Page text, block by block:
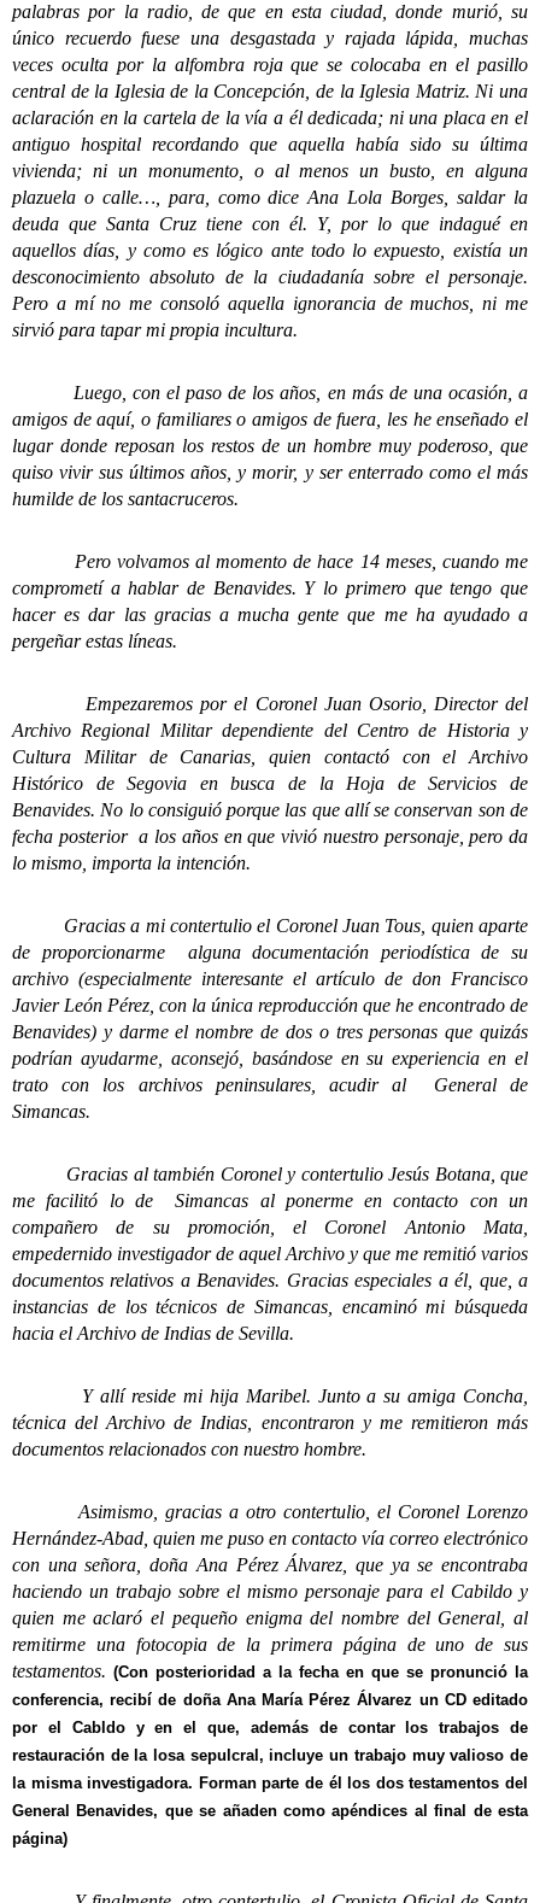
palabras por la radio, de que en esta ciudad, donde murió, su
único recuerdo fuese una desgastada y rajada lápida, muchas
veces oculta por la alfombra roja que se colocaba en el pasillo
central de la Iglesia de la Concepción, de la Iglesia Matriz. Ni una
aclaración en la cartela de la vía a él dedicada; ni una placa en el
antiguo hospital recordando que aquella había sido su última
vivienda; ni un monumento, o al menos un busto, en alguna
plazuela o calle…, para, como dice Ana Lola Borges, saldar la
deuda que Santa Cruz tiene con él. Y, por lo que indagué en
aquellos días, y como es lógico ante todo lo expuesto, existía un
desconocimiento absoluto de la ciudadanía sobre el personaje.
Pero a mí no me consoló aquella ignorancia de muchos, ni me
sirvió para tapar mi propia incultura.
Luego, con el paso de los años, en más de una ocasión, a
amigos de aquí, o familiares o amigos de fuera, les he enseñado el
lugar donde reposan los restos de un hombre muy poderoso, que
quiso vivir sus últimos años, y morir, y ser enterrado como el más
humilde de los santacruceros.
Pero volvamos al momento de hace 14 meses, cuando me
comprometí a hablar de Benavides. Y lo primero que tengo que
hacer es dar las gracias a mucha gente que me ha ayudado a
pergeñar estas líneas.
Empezaremos por el Coronel Juan Osorio, Director del
Archivo Regional Militar dependiente del Centro de Historia y
Cultura Militar de Canarias, quien contactó con el Archivo
Histórico de Segovia en busca de la Hoja de Servicios de
Benavides. No lo consiguió porque las que allí se conservan son de
fecha posterior a los años en que vivió nuestro personaje, pero da
lo mismo, importa la intención.
Gracias a mi contertulio el Coronel Juan Tous, quien aparte
de proporcionarme alguna documentación periodística de su
archivo (especialmente interesante el artículo de don Francisco
Javier León Pérez, con la única reproducción que he encontrado de
Benavides) y darme el nombre de dos o tres personas que quizás
podrían ayudarme, aconsejó, basándose en su experiencia en el
trato con los archivos peninsulares, acudir al General de
Simancas.
Gracias al también Coronel y contertulio Jesús Botana, que
me facilitó lo de Simancas al ponerme en contacto con un
compañero de su promoción, el Coronel Antonio Mata,
empedernido investigador de aquel Archivo y que me remitió varios
documentos relativos a Benavides. Gracias especiales a él, que, a
instancias de los técnicos de Simancas, encaminó mi búsqueda
hacia el Archivo de Indias de Sevilla.
Y allí reside mi hija Maribel. Junto a su amiga Concha,
técnica del Archivo de Indias, encontraron y me remitieron más
documentos relacionados con nuestro hombre.
Asimismo, gracias a otro contertulio, el Coronel Lorenzo
Hernández-Abad, quien me puso en contacto vía correo electrónico
con una señora, doña Ana Pérez Álvarez, que ya se encontraba
haciendo un trabajo sobre el mismo personaje para el Cabildo y
quien me aclaró el pequeño enigma del nombre del General, al
remitirme una fotocopia de la primera página de uno de sus
testamentos. (Con posterioridad a la fecha en que se pronunció la
conferencia, recibí de doña Ana María Pérez Álvarez un CD editado
por el Cabldo y en el que, además de contar los trabajos de
restauración de la losa sepulcral, incluye un trabajo muy valioso de
la misma investigadora. Forman parte de él los dos testamentos del
General Benavides, que se añaden como apéndices al final de esta
página)